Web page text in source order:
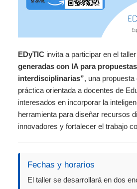
EDyTICinvita a participar en el taller
generadas con IA para propuestas
interdisciplinarias”, una
práctica orientada a docentes de
interesados en incorporar la
herramienta para diseñar recursos
innovadores y fortalecer el trabajo
Fechas y horarios
El taller se desarrollará en dos